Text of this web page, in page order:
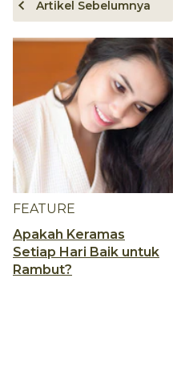
FEATURE
Apakah Keramas
Setiap Hari Baik untuk
Rambut?
Artikel Sebelumnya